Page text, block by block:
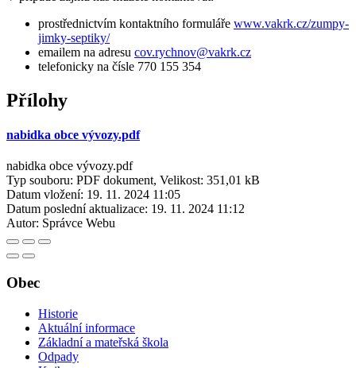
prostřednictvím kontaktního formuláře www.vakrk.cz/zumpy-
jimky-septiky/
emailem na adresu cov.rychnov@vakrk.cz
telefonicky na čísle 770 155 354
Přílohy
nabidka obce vývozy.pdf
nabidka obce vývozy.pdf
Typ souboru: PDF dokument, Velikost: 351,01 kB
Datum vložení: 19. 11. 2024 11:05
Datum poslední aktualizace: 19. 11. 2024 11:12
Autor: Správce Webu
Obec
Historie
Aktuální informace
Základní a mateřská škola
Odpady